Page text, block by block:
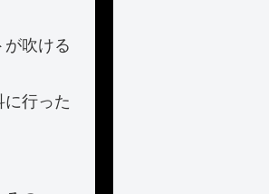
が吹ける
行った